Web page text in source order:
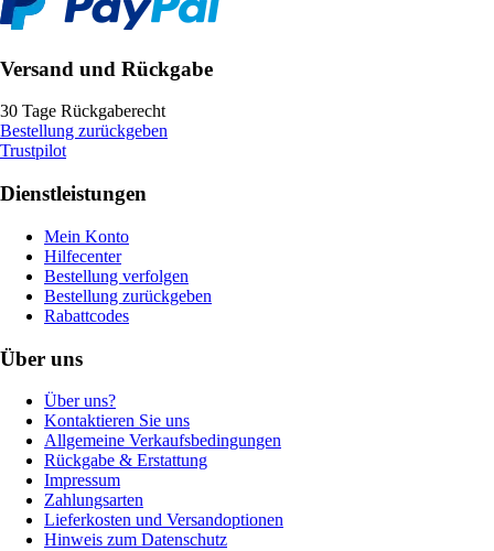
Versand und Rückgabe
30 Tage Rückgaberecht
Bestellung zurückgeben
Trustpilot
Dienstleistungen
Mein Konto
Hilfecenter
Bestellung verfolgen
Bestellung zurückgeben
Rabattcodes
Über uns
Über uns?
Kontaktieren Sie uns
Allgemeine Verkaufsbedingungen
Rückgabe & Erstattung
Impressum
Zahlungsarten
Lieferkosten und Versandoptionen
Hinweis zum Datenschutz